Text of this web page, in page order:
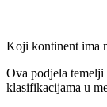
Koji kontinent ima
Ova podjela temelji
klasifikacijama u